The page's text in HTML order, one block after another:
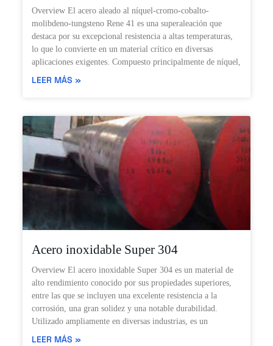
Overview El acero aleado al níquel-cromo-cobalto-
molibdeno-tungsteno Rene 41 es una superaleación que
destaca por su excepcional resistencia a altas temperaturas,
lo que lo convierte en un material crítico en diversas
aplicaciones exigentes. Compuesto principalmente de níquel,
LEER MÁS »
Acero inoxidable Super 304
Overview El acero inoxidable Super 304 es un material de
alto rendimiento conocido por sus propiedades superiores,
entre las que se incluyen una excelente resistencia a la
corrosión, una gran solidez y una notable durabilidad.
Utilizado ampliamente en diversas industrias, es un
LEER MÁS »